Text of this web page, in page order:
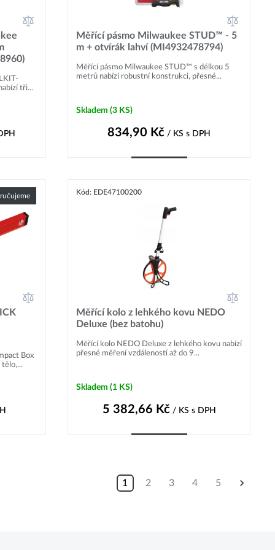
tři...
Měřící pásmo Milwaukee STUD™ - 5
m + otvírák lahví (MI4932478794)
Měřící pásmo Milwaukee STUD™ s délkou 5
metrů nabízí robustní konstrukci, přesné...
Skladem (3 KS)
834,90 Kč / KS s DPH
Box
Kód: EDE47100200
Měřící kolo z lehkého kovu NEDO
Deluxe (bez batohu)
Měřící kolo NEDO Deluxe z lehkého kovu nabízí
přesné měření vzdáleností až do 9...
Skladem (1 KS)
5 382,66 Kč/ KS s DPH
1 2 3 4 5